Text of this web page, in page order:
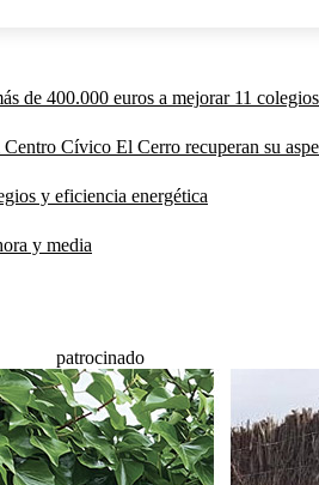
de 400.000 euros a mejorar 11
Centro Cívico El Cerro recuperan su
y eficiencia energética
y media
patrocinado